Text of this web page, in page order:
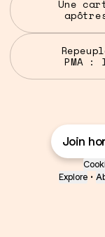
Une
PMA :
Join
Explore •